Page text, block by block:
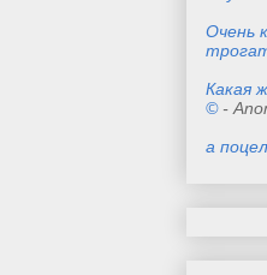
Очень
Какая
©-
а